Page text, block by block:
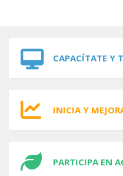
CAPACÍTATE Y
INICIA Y
PARTICIPA EN